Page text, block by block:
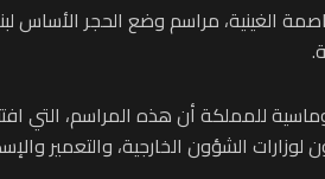
الغينية، مراسم وضع الحجر الأساس
للمملكة أن هذه المراسم،
لوزارات الشؤون الخارجية، والتعمير